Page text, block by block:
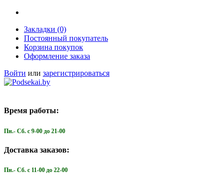
Закладки (0)
Постоянный покупатель
Корзина покупок
Оформление заказа
Войти или зарегистрироваться
Время работы:
Пн.- Cб. с 9-00 до 21-00
Доставка заказов:
Пн.- Cб. с 11-00 до 22-00